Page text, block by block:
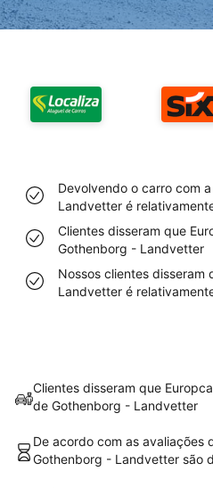
Devolvendo o carro com
Landvetter é
Clientes disseram que
Gothenborg - Landvetter
Nossos clientes disseram
Landvetter é
Clientes disseram que
de Gothenborg - Landvetter
De acordo com as avaliações
Gothenborg - Landvetter são